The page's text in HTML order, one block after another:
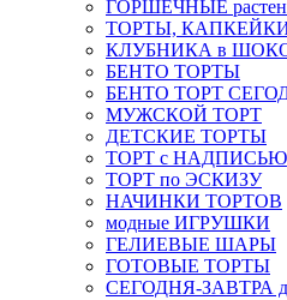
ГОРШЕЧНЫЕ
ТОРТЫ,
КЛУБНИКА в
БЕНТО ТОРТЫ
БЕНТО ТОРТ
МУЖСКОЙ ТОРТ
ДЕТСКИЕ ТОРТЫ
ТОРТ с НАДПИСЬЮ
ТОРТ по ЭСКИЗУ
НАЧИНКИ ТОРТОВ
модные ИГРУШКИ
ГЕЛИЕВЫЕ ШАРЫ
ГОТОВЫЕ ТОРТЫ
СЕГОДНЯ-ЗАВТРА